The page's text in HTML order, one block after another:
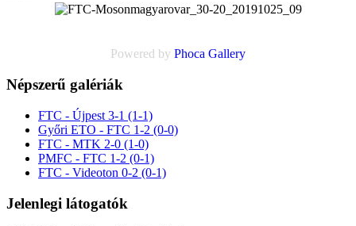
Powered by Phoca Gallery
Népszerű galériák
FTC - Újpest 3-1 (1-1)
Győri ETO - FTC 1-2 (0-0)
FTC - MTK 2-0 (1-0)
PMFC - FTC 1-2 (0-1)
FTC - Videoton 0-2 (0-1)
Jelenlegi látogatók